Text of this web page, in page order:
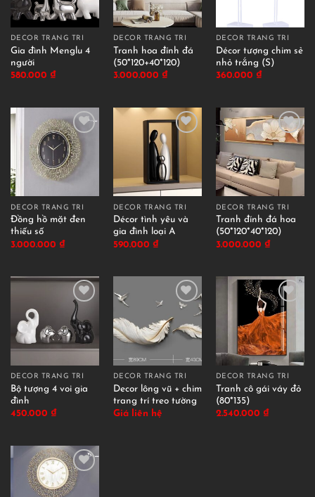
DECOR TRANG TRÍ
Gia đình Menglu 4
người
580.000 ₫
DECOR TRANG TRÍ
Tranh hoa đính đá
(50*120+40*120)
3.000.000 ₫
DECOR TRANG TRÍ
Décor tượng chim sẻ
nhỏ trắng (S)
360.000 ₫
DECOR TRANG TRÍ
Đồng hồ mặt đen
thiếu số
3.000.000 ₫
DECOR TRANG TRÍ
Décor tình yêu và
gia đình loại A
590.000 ₫
DECOR TRANG TRÍ
Tranh đính đá hoa
(50*120*40*120)
3.000.000 ₫
DECOR TRANG TRÍ
Bộ tượng 4 voi gia
đình
450.000 ₫
DECOR TRANG TRÍ
Decor lông vũ + chim
trang trí treo tường
Giá liên hệ
DECOR TRANG TRÍ
Tranh cô gái váy đỏ
(80*135)
2.540.000 ₫